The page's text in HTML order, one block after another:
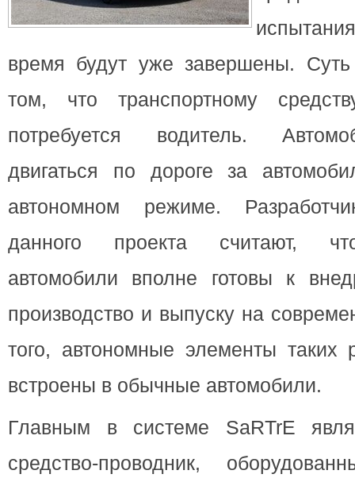
время будут ужезавершены.
том, что транспортному
потребуется водитель.
двигаться по дороге за
автономном режиме.
данного проекта считают,
автомобили вполне готовы к
производство и выпуску на
того, автономные элементы таких
встроены в обычные автомобили.
Главным в системе SaRTrE
средство-проводник,